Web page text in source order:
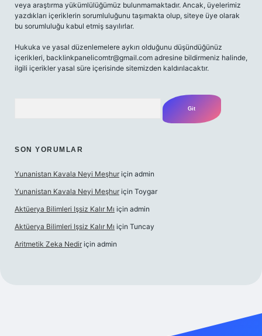
veya araştırma yükümlülüğümüz bulunmamaktadır. Ancak, üyelerimiz
yazdıkları içeriklerin sorumluluğunu taşımakta olup, siteye üye olarak
bu sorumluluğu kabul etmiş sayılırlar.
Hukuka ve yasal düzenlemelere aykırı olduğunu düşündüğünüz
içerikleri, backlinkpanelicomtr@gmail.com adresine bildirmeniz halinde,
ilgili içerikler yasal süre içerisinde sitemizden kaldırılacaktır.
SON YORUMLAR
Yunanistan Kavala Neyi Meşhur için admin
Yunanistan Kavala Neyi Meşhur için Toygar
Aktüerya Bilimleri Işsiz Kalır Mı için admin
Aktüerya Bilimleri Işsiz Kalır Mı için Tuncay
Aritmetik Zeka Nedir için admin